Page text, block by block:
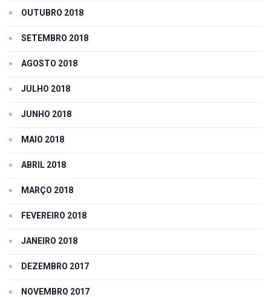
OUTUBRO 2018
SETEMBRO 2018
AGOSTO 2018
JULHO 2018
JUNHO 2018
MAIO 2018
ABRIL 2018
MARÇO 2018
FEVEREIRO 2018
JANEIRO 2018
DEZEMBRO 2017
NOVEMBRO 2017